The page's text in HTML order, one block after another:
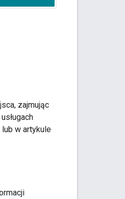
zajmując
w artykule